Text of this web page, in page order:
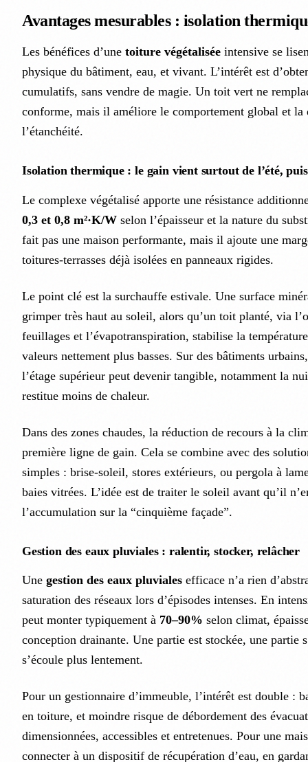
Avantages mesurables : isolation
Les bénéfices d’une toiture végétalisée intensive se
physique du bâtiment, eau, et vivant. L’intérêt est
cumulatifs, sans vendre de magie. Un toit vert ne
conforme, mais il améliore le comportement global et la
l’étanchéité.
Isolation thermique : le gain vient surtout de l’été,
Le complexe végétalisé apporte une résistance
0,3 et 0,8 m²·K/W selon l’épaisseur et la nature du
fait pas une maison performante, mais il ajoute une
toitures-terrasses déjà isolées en panneaux rigides.
Le point clé est la surchauffe estivale. Une surface
grimper très haut au soleil, alors qu’un toit planté, via
feuillages et l’évapotranspiration, stabilise la
valeurs nettement plus basses. Sur des bâtiments
l’étage supérieur peut devenir tangible, notamment la
restitue moins de chaleur.
Dans des zones chaudes, la réduction de recours à la
première ligne de gain. Cela se combine avec des
simples : brise-soleil, stores extérieurs, ou pergola à
baies vitrées. L’idée est de traiter le soleil avant qu’il
l’accumulation sur la “cinquième façade”.
Gestion des eaux pluviales : ralentir, stocker, relâcher
Une gestion des eaux pluviales efficace n’a rien
saturation des réseaux lors d’épisodes intenses. En
peut monter typiquement à 70–90% selon climat,
conception drainante. Une partie est stockée, une partie
s’écoule plus lentement.
Pour un gestionnaire d’immeuble, l’intérêt est double :
en toiture, et moindre risque de débordement des
dimensionnées, accessibles et entretenues. Pour une
connecter à un dispositif de récupération d’eau, en